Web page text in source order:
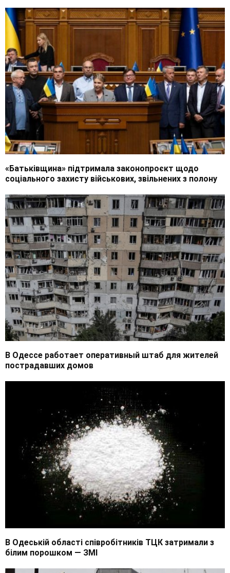
«Батьківщина» підтримала законопроєкт щодо
соціального захисту військових, звільнених з полону
В Одессе работает оперативный штаб для жителей
пострадавших домов
В Одеській області співробітників ТЦК затримали з
білим порошком — ЗМІ